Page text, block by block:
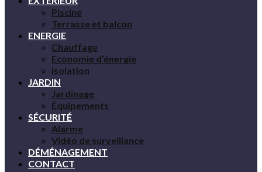
Piscine
Terrasse et balcon
ENERGIE
Chauffage
Economie d’énergie
Isolation
JARDIN
Jardinage
Équipements
SÉCURITÉ
Alarme
Vidéo de surveillance
DÉMÉNAGEMENT
CONTACT